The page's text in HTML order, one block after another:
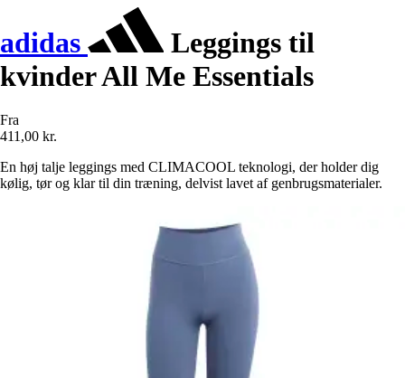
adidas
Leggings til
kvinder All Me Essentials
Fra
411,00 kr.
En høj talje leggings med CLIMACOOL teknologi, der holder dig
kølig, tør og klar til din træning, delvist lavet af genbrugsmaterialer.